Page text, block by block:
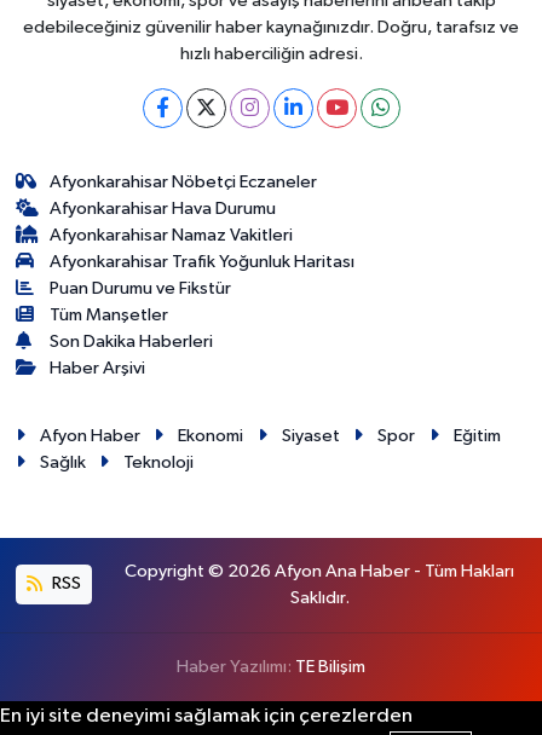
edebileceğiniz güvenilir haber kaynağınızdır. Doğru, tarafsız ve
hızlı haberciliğin adresi.
Afyonkarahisar Nöbetçi Eczaneler
Afyonkarahisar Hava Durumu
Afyonkarahisar Namaz Vakitleri
Afyonkarahisar Trafik Yoğunluk Haritası
Puan Durumu ve Fikstür
Tüm Manşetler
Son Dakika Haberleri
Haber Arşivi
Afyon Haber Ekonomi Siyaset Spor
Eğitim
Sağlık
Teknoloji
RSS
Copyright © 2026 Afyon Ana Haber - Tüm Hakları
Saklıdır.
Haber Yazılımı: TE Bilişim
En iyi site deneyimi sağlamak için çerezlerden